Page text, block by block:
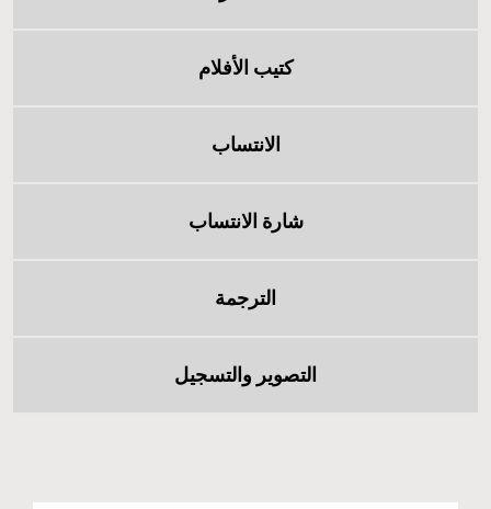
كتيب الأفلام
الانتساب
شارة الانتساب
الترجمة
التصوير والتسجيل